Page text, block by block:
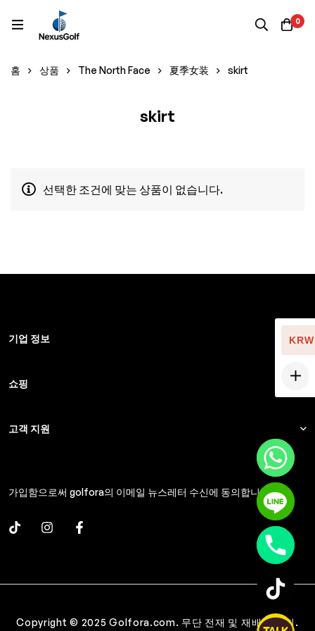
0
홈 상품 The North Face 夏季女装 skirt
skirt
선택한 조건에 맞는 상품이 없습니다.
기업 정보
쇼핑
고객 지원
가입함으로써 golfora의 이메일 뉴스레터 수신에 동의합니다.
Copyright © 2025 Golfora.com. 무단 전재 및 재배포 금지.
KRW